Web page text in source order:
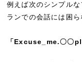
例えば次のシンプル
ランでの会話には困ら
「Excuse_me.〇〇